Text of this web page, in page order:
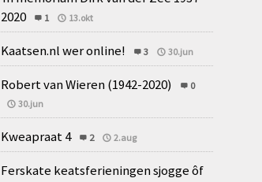
2020
1 13.okt
Kaatsen.nl wer online! 3 30.jun
Robert van Wieren (1942-2020)
0
30.jun
Kweapraat 4 2 2.aug
Ferskate keatsferieningen sjogge ôf